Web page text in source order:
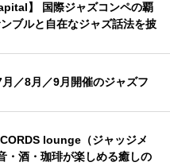
】 国際ジャズコンペの覇
ブルと自在なジャズ話法を披
／8月／9月開催のジャズフ
lounge（ジャッジメ
・酒・珈琲が楽しめる癒しの